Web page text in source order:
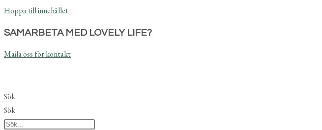
Hoppa till innehållet
SAMARBETA MED LOVELY LIFE?
Maila oss för kontakt
Sök
Sök